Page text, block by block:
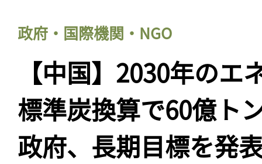
政府・国際機関・NGO
【中国】2030年のエ
標準炭換算で60億ト
政府、長期目標を発